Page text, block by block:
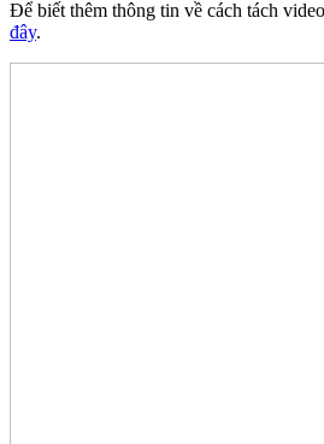
Để biết thêm thông tin về cách tách
đây.